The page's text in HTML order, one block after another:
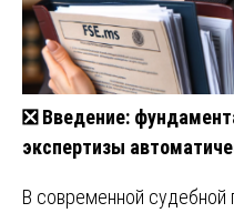
❎Введение:
экспертизы
В современной судебной